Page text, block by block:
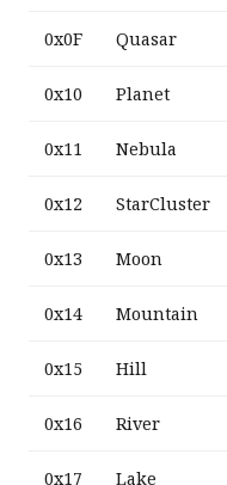
0x0F Quasar
0x10 Planet
0x11 Nebula
0x12 StarCluster
0x13 Moon
0x14 Mountain
0x15 Hill
0x16 River
0x17 Lake